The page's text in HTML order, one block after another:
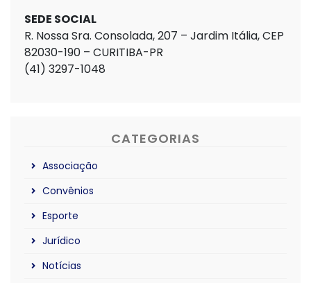
SEDE SOCIAL
R. Nossa Sra. Consolada, 207 – Jardim Itália, CEP
82030-190 – CURITIBA-PR
(41) 3297-1048
CATEGORIAS
Associação
Convênios
Esporte
Jurídico
Notícias